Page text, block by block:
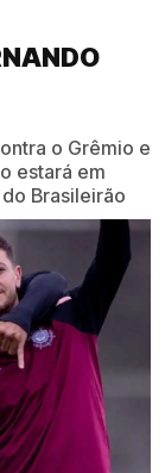
o Grêmio e
estará em
Brasileirão